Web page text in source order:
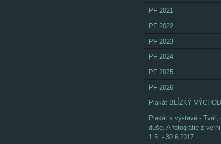
PF 2021
PF 2022
PF 2023
PF 2024
PF 2025
PF 2026
Plakát BLÍZKÝ
Plakát k výstavě - Tvář,
duše. A fotografie z
1.5. - 30.6.2017